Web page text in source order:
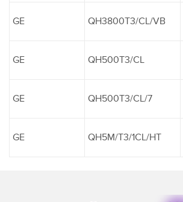
GE QH3800T3/CL/VB
GE QH500T3/CL
GE QH500T3/CL/7
GE QH5M/T3/1CL/HT